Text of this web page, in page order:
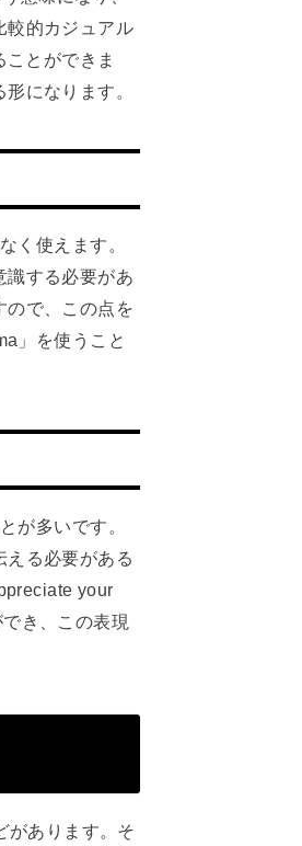
較的カジュアル
とができま
になります。
く使えます。
識する必要があ
ので、この点を
」を使うこと
が多いです。
る必要がある
your
き、この表現
があります。そ